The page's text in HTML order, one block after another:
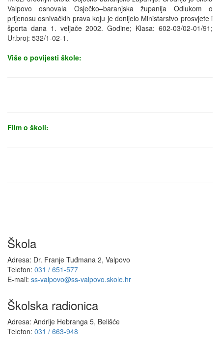
Valpovo osnovala Osječko–baranjska županija Odlukom o
prijenosu osnivačkih prava koju je donijelo Ministarstvo prosvjete i
športa dana 1. veljače 2002. Godine; Klasa: 602-03/02-01/91;
Ur.broj: 532/1-02-1.
Više o povijesti škole:
Film o školi:
Škola
Adresa: Dr. Franje Tuđmana 2, Valpovo
Telefon: 031 / 651-577
E-mail: ss-valpovo@ss-valpovo.skole.hr
Školska radionica
Adresa: Andrije Hebranga 5, Belišće
Telefon: 031 / 663-948